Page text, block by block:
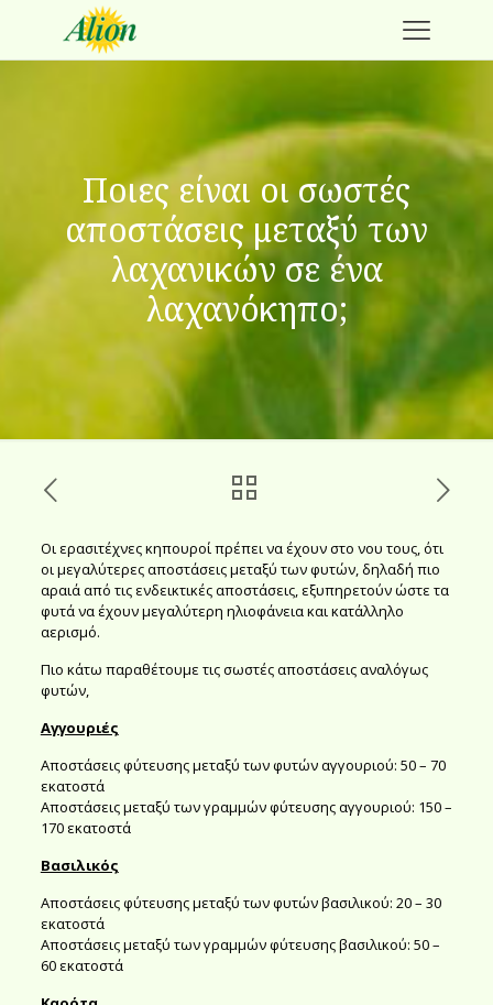
Ποιες είναι οι σωστές
αποστάσεις μεταξύ των
λαχανικών σε ένα
λαχανόκηπο;
Οι ερασιτέχνες κηπουροί πρέπει να έχουν στο νου τους, ότι
οι μεγαλύτερες αποστάσεις μεταξύ των φυτών, δηλαδή πιο
αραιά από τις ενδεικτικές αποστάσεις, εξυπηρετούν ώστε τα
φυτά να έχουν μεγαλύτερη ηλιοφάνεια και κατάλληλο
αερισμό.
Πιο κάτω παραθέτουμε τις σωστές αποστάσεις αναλόγως
φυτών,
Αγγουριές
Αποστάσεις φύτευσης μεταξύ των φυτών αγγουριού: 50 – 70
εκατοστά
Αποστάσεις μεταξύ των γραμμών φύτευσης αγγουριού: 150 –
170 εκατοστά
Βασιλικός
Αποστάσεις φύτευσης μεταξύ των φυτών βασιλικού: 20 – 30
εκατοστά
Αποστάσεις μεταξύ των γραμμών φύτευσης βασιλικού: 50 –
60 εκατοστά